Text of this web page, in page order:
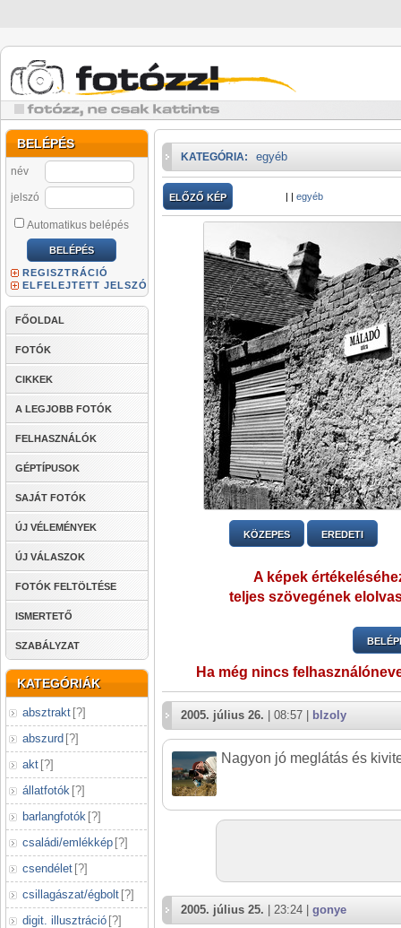
BELÉPÉS
név
jelszó
Automatikus belépés
REGISZTRÁCIÓ
ELFELEJTETT JELSZÓ
FŐOLDAL
FOTÓK
CIKKEK
A LEGJOBB FOTÓK
FELHASZNÁLÓK
GÉPTÍPUSOK
SAJÁT FOTÓK
ÚJ VÉLEMÉNYEK
ÚJ VÁLASZOK
FOTÓK FELTÖLTÉSE
ISMERTETŐ
SZABÁLYZAT
KATEGÓRIÁK
absztrakt [?]
abszurd [?]
akt [?]
állatfotók [?]
barlangfotók [?]
családi/emlékkép [?]
csendélet [?]
csillagászat/égbolt [?]
digit. illusztráció [?]
KATEGÓRIA: egyéb
ELŐZŐ KÉP | | egyéb
KÖZEPES EREDETI
A képek
teljes szövegének
Ha még nincs
2005. július 26. | 08:57 | blzoly
Nagyon jó meglátás és
2005. július 25. | 23:24 | gonye